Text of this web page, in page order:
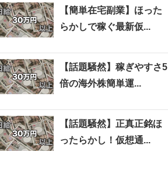
【簡単在宅副業】ほった
らかしで稼ぐ最新仮...
【話題騒然】稼ぎやすさ5
倍の海外株簡単運...
【話題騒然】正真正銘ほ
ったらかし！仮想通...